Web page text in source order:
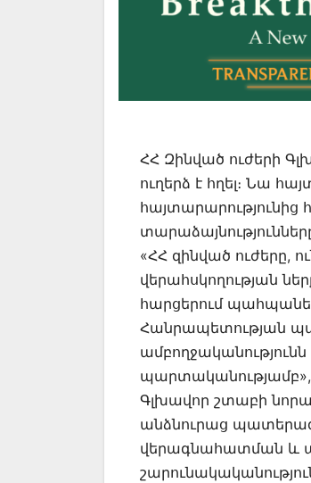
ՀՀ Զինված ուժերի
ուղերձ է հղել։ Նա
հայտարարությունից
«ՀՀ զինված ուժերը,
վերահսկողության
հարցերում
Հանրապետության
պարտականությամբ»,
Գլխավոր շտաբի
անձնուրաց
վերագնահատման և